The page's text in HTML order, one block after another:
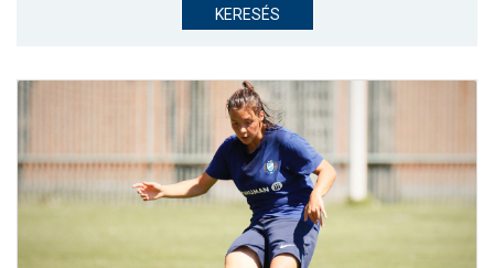
CSAPAT
JELENTKEZÉS
KLUB
GALÉRIA
SZURKOLÓI ÉLMÉNYEK
KERESÉS